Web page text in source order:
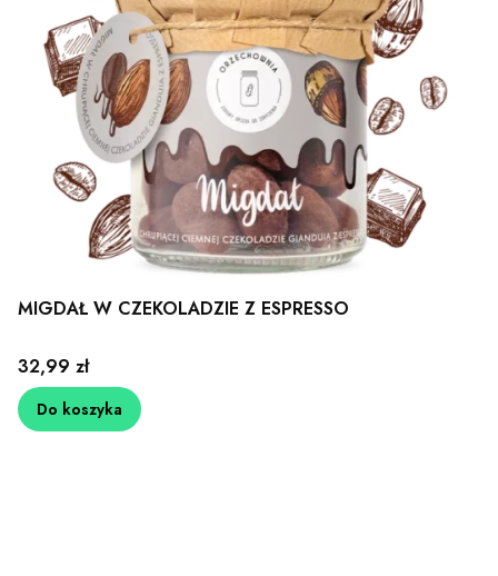
MIGDAŁ W CZEKOLADZIE Z ESPRESSO
Cena
32,99 zł
Do koszyka